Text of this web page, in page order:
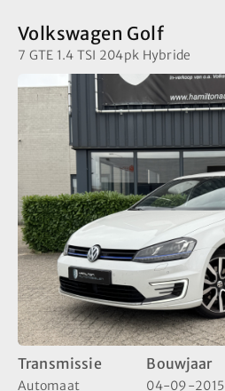
Volkswagen Golf
7 GTE 1.4 TSI 204pk Hybride
Transmissie
Automaat
Bouwjaar
04-09-2015